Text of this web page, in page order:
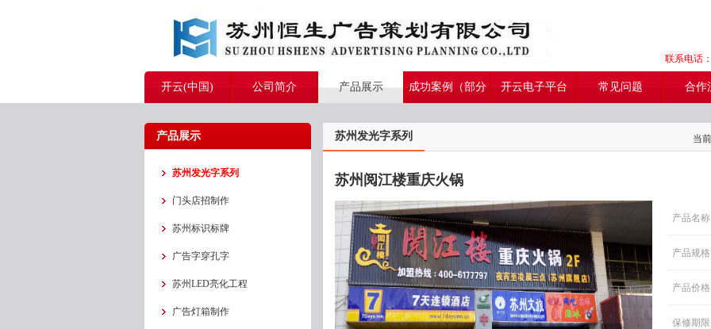
联系电话
开云(中国) 公司简介 产品展示 成功案例（部分 开云电子平台 常见问题 合作
产品展示
苏州发光字系列
门头店招制作
苏州标识标牌
广告字穿孔字
苏州LED亮化工程
广告灯箱制作
当
苏州发光字系列
苏州阅江楼重庆火锅
产品名称
产品规格
产品价格
保修期限